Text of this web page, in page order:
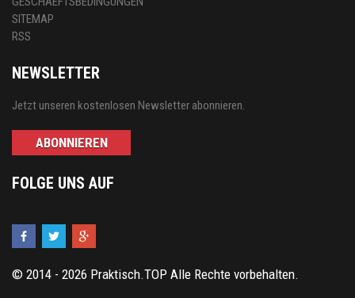
SITEMAP
RSS
NEWSLETTER
Jetzt unseren kostenlosen Newsletter abonnieren.
ABONNIEREN
FOLGE UNS AUF
© 2014 - 2026 Praktisch.TOP Alle Rechte vorbehalten.